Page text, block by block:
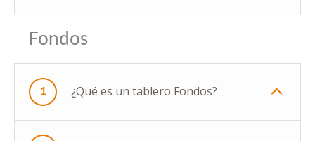
Fondos
1 ¿Qué es un tablero Fondos?